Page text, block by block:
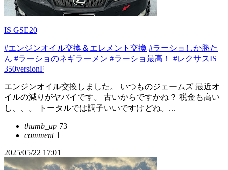
IS GSE20
#エンジンオイル交換＆エレメント交換 #ラーショしか勝た
ん #ラーショのネギラーメン #ラーショ最高！
#レクサスIS
350versionF
エンジンオイル交換しました。 いつものジェームズ 最近オ
イルの減りがヤバイです。 古いからですかね？ 税金も高い
し、、。 トータルでは調子いいですけどね。...
thumb_up 73
comment1
2025/05/22 17:01